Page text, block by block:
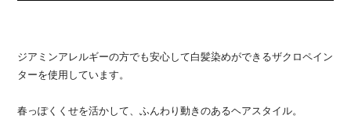
ジアミンアレルギーの方でも安心して白髪染めができるザクロペイン
ターを使用しています。
春っぽくくせを活かして、ふんわり動きのあるヘアスタイル。